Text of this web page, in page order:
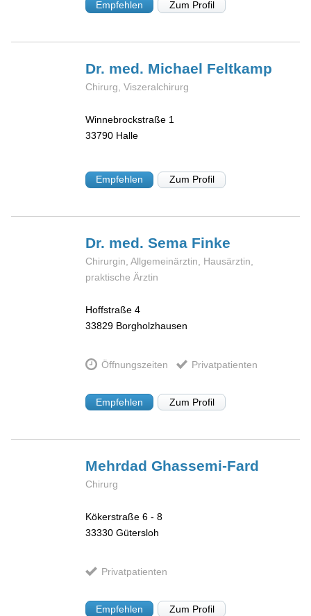
Empfehlen Zum Profil
Dr. med. Michael Feltkamp
Chirurg, Viszeralchirurg
Winnebrockstraße 1
33790 Halle
Empfehlen Zum Profil
Dr. med. Sema Finke
Chirurgin, Allgemeinärztin, Hausärztin,
praktische Ärztin
Hoffstraße 4
33829 Borgholzhausen
Öffnungszeiten Privatpatienten
Empfehlen Zum Profil
MehrdadGhassemi-Fard
Chirurg
Kökerstraße 6 - 8
33330 Gütersloh
Privatpatienten
Empfehlen Zum Profil